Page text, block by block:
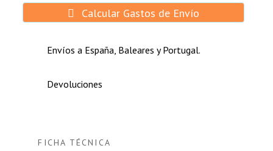
Calcular Gastos de Envío
Envíos a España, Baleares y Portugal.
Devoluciones
FICHA TÉCNICA